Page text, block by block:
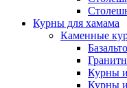
Курны для хамама
Каменные
Курны
Курны